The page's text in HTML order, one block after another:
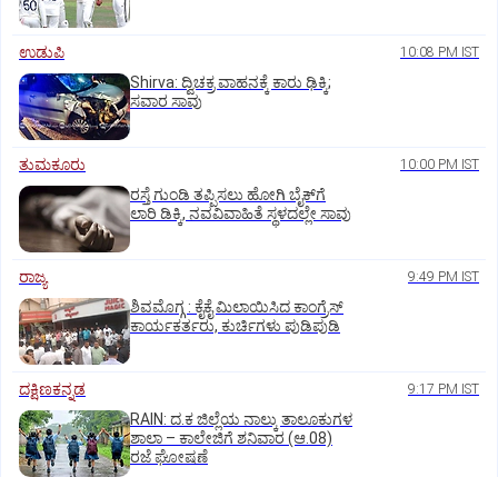
ಉಡುಪಿ 10:08 PM IST
Shirva: ದ್ವಿಚಕ್ರ ವಾಹನಕ್ಕೆ ಕಾರು ಢಿಕ್ಕಿ;
ಸವಾರ ಸಾವು
ತುಮಕೂರು 10:00 PM IST
ರಸ್ತೆ ಗುಂಡಿ ತಪ್ಪಿಸಲು ಹೋಗಿ ಬೈಕ್‌ಗೆ
ಲಾರಿ ಡಿಕ್ಕಿ, ನವವಿವಾಹಿತೆ ಸ್ಥಳದಲ್ಲೇ ಸಾವು
ರಾಜ್ಯ 9:49 PM IST
ಶಿವಮೊಗ್ಗ : ಕೈಕೈ ಮಿಲಾಯಿಸಿದ ಕಾಂಗ್ರೆಸ್
ಕಾರ್ಯಕರ್ತರು, ಕುರ್ಚಿಗಳು ಪುಡಿಪುಡಿ
ದಕ್ಷಿಣಕನ್ನಡ 9:17 PM IST
RAIN: ದ.ಕ ಜಿಲ್ಲೆಯ ನಾಲ್ಕು ತಾಲೂಕುಗಳ
ಶಾಲಾ – ಕಾಲೇಜಿಗೆ ಶನಿವಾರ (ಆ.08)
ರಜೆ ಘೋಷಣೆ